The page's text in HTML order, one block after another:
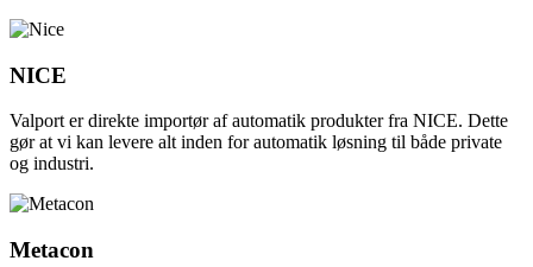
NICE
Valport er direkte importør af automatik produkter fra NICE. Dette
gør at vi kan levere alt inden for automatik løsning til både private
og industri.
Metacon